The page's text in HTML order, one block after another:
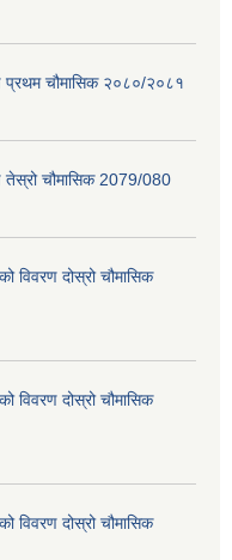
प्रथम चौमासिक २०८०/२०८१
तेस्रो चौमासिक 2079/080
विवरण दोस्रो चौमासिक
विवरण दोस्रो चौमासिक
विवरण दोस्रो चौमासिक